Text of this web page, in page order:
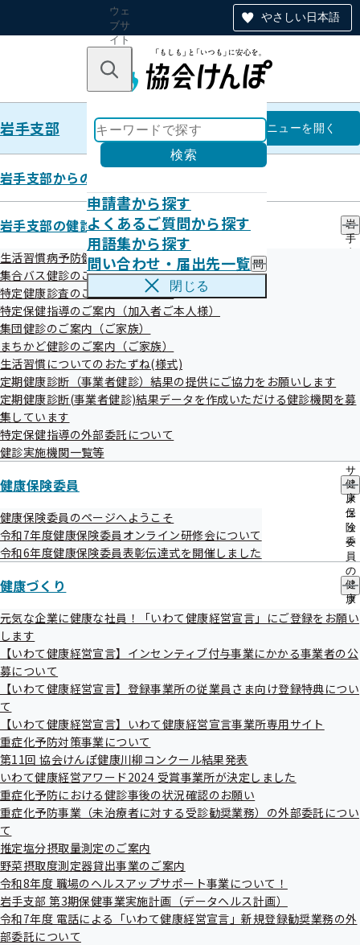
やさしい日本語
ウェ
ブサ
イト
のナ
ン
キーワードで探す
検索
申請書から探す
よくあるご質問から探す
用語集から探す
問い合わせ・届出先一覧 問
い
先
一
覧
閉じる
岩手支部 岩手支部
メニューを開く
岩手支部からのお知らせ
岩手支部の健診・保健指導のご案内
岩
手
の
サ
ブ
メ
ニ
ュ
ー
生活習慣病予防健診のご案内（加入者ご本人様）
集合バス健診のご案内
特定健康診査のご案内（ご家族）
特定保健指導のご案内（加入者ご本人様）
集団健診のご案内（ご家族）
まちかど健診のご案内（ご家族）
生活習慣についてのおたずね(様式)
定期健康診断（事業者健診）結果の提供にご協力をお願いします
定期健康診断(事業者健診)結果データを作成いただける健診機関を募
集しています
特定保健指導の外部委託について
健診実施機関一覧等
健康保険委員
健
康
保
険
委
員
の
サ
ブ
メ
ー
健康保険委員のページへようこそ
令和7年度健康保険委員オンライン研修会について
令和6年度健康保険委員表彰伝達式を開催しました
健康づくり
健
康
づ
く
の
ブ
元気な企業に健康な社員！「いわて健康経営宣言」にご登録をお願い
します
【いわて健康経営宣言】インセンティブ付与事業にかかる事業者の公
募について
【いわて健康経営宣言】登録事業所の従業員さま向け登録特典につい
て
【いわて健康経営宣言】いわて健康経営宣言事業所専用サイト
重症化予防対策事業について
第11回 協会けんぽ健康川柳コンクール結果発表
いわて健康経営アワード2024 受賞事業所が決定しました
重症化予防における健診事後の状況確認のお願い
重症化予防事業（未治療者に対する受診勧奨業務）の外部委託につい
て
推定塩分摂取量測定のご案内
野菜摂取度測定器貸出事業のご案内
令和8年度 職場のヘルスアップサポート事業について！
岩手支部 第3期保健事業実施計画（データヘルス計画）
令和7年度 電話による「いわて健康経営宣言」新規登録勧奨業務の外
部委託について
岩手支部からのお知らせ（納入告
知書同封リーフレット）
令和08年7月30日
最新号